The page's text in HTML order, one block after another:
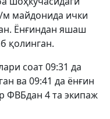
м майдонида ички
Ёнғиндан яшаш
қолинган.
соат 09:31 да
ва 09:41 да ёнғин
ФВБдан 4 та экипаж